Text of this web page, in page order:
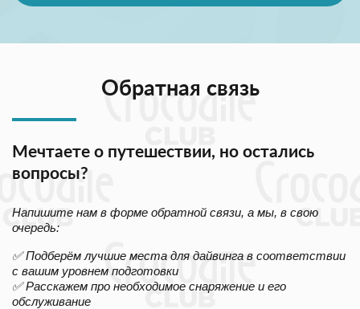
Обратная связь
Мечтаете о путешествии, но остались
вопросы?
Напишите нам в форме обратной связи, а мы, в свою
очередь:
✅ Подберём лучшие места для дайвинга в соответствии
с вашим уровнем подготовки
✅ Расскажем про необходимое снаряжение и его
обслуживание